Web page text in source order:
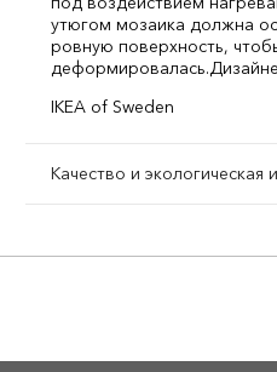
утюгом мозаика должна
ровную поверхность,
деформировалась.
IKEA of Sweden
Качество и экологическая